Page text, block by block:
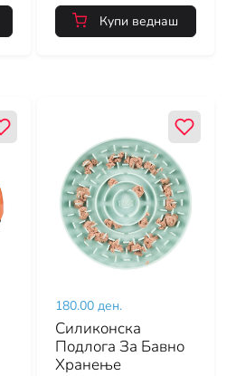
Купи веднаш
180.00 ден.
Силиконска
Подлога За Бавно
Хранење